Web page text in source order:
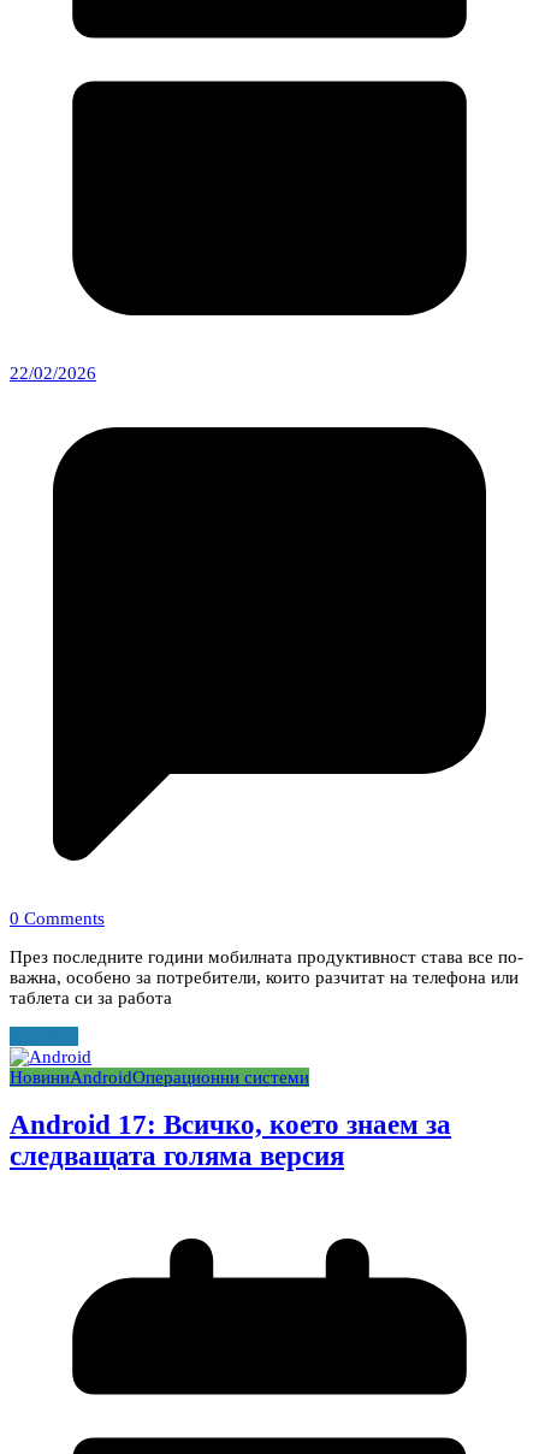
22/02/2026
0 Comments
През последните години мобилната продуктивност става все по-
важна, особено за потребители, които разчитат на телефона или
таблета си за работа
НовиниAndroidОперационни системи
Android 17: Всичко, което знаем за
следващата голяма версия